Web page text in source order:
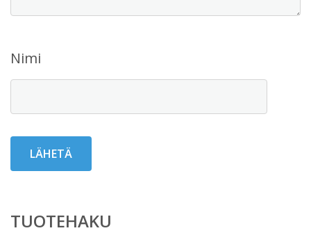
Nimi
TUOTEHAKU